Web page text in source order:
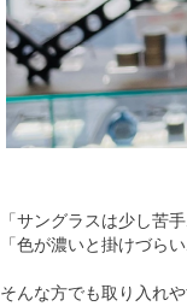
「サングラスは少し苦手
「色が濃いと掛けづらい
そんな方でも取り入れ